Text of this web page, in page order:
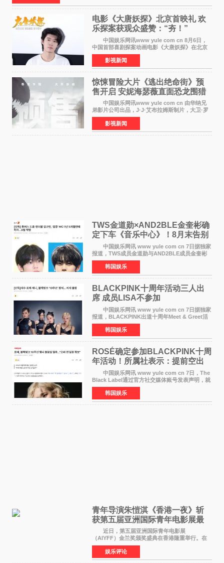
电影《大唐妖探》北京首映礼 欢
乐探案获观众盛赞：“夯！”
中国娱乐网讯www yule com cn 8月6日，
中国首部喜剧探案动画电影《大唐妖探》在北京
举办电影首映礼。导演程腾、联合导演黄珉、总
制片人曹紫建、制片人李莹莹，配音导演张喆，
对白指导程寅，领
影视新闻
惊悚冒险大片《逃出绝命街》预
售开启 安妮海瑟薇直面恐龙围猎
中国娱乐网讯www yule com cn 由华纳兄
弟影片公司出品，J·J·艾布拉姆斯制片，大卫·罗
伯特·米切尔执导，好莱坞巨星安妮·海瑟薇和伊万
·麦克格雷格领衔主演的2026暑期惊悚冒险大片
《逃出绝
影视新闻
TWS金道勋×AND2BLE金奎彬确
定下车《音乐中心》！8月末告别
MC席位
中国娱乐网讯 www yule com cn 7日据独家
报道，TWS成员金道勋与AND2BLE成员金奎彬
将于8月离开《音乐中心》MC的位置。 金道
勋与金奎彬于去年3月与H2H A-NA一起被选为
《音乐中心》MC，约1
韩国娱乐
BLACKPINK十周年活动三人出
席 成员LISA不参加
中国娱乐网讯 www yule com cn 7日据独家
报道，BLACKPINK出道十周年Meet & Greet活
动将由智秀、ROS&Eacute;、JENNIE出席，
LISA将缺席。 此前BLACKPINK所属社YG并
未为组合出道十周年做
韩国娱乐
ROSÉ确定参加BLACKPINK十周
年活动！所属社表示：提前空出
了时间
中国娱乐网讯 www yule com cn 7日，The
Black Label通过官方社交媒体账号发表声明，就
近期网络上关于ROS&Eacute;个人行程及是否参
加BLACKPINK出道纪念活动的种种猜测作出正
式回应。 Th
韩国娱乐
青年导演朱愷淇《香港一夜》斩
获第五届亚洲国际青年电影展最
佳剧本改编奖
近日，第五届亚洲国际青年电影展
（AIYFF）金兰奖颁奖盛典在香港隆重举行。在
这场汇聚数百位海内外电影人、文化界人士及媒
体代表的亚洲青年影视盛会上，香港本土电影
《香港一夜》（Dawn in Ho
娱乐评论